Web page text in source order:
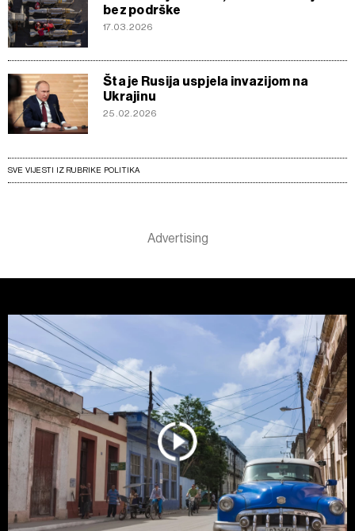
bez podrške
17.03.2026
Šta je Rusija uspjela invazijom na
Ukrajinu
25.02.2026
SVE VIJESTI IZ RUBRIKE POLITIKA